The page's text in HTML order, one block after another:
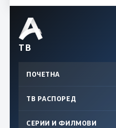
ТВ
ПОЧЕТНА
ТВ РАСПОРЕД
СЕРИИ И ФИЛМОВИ